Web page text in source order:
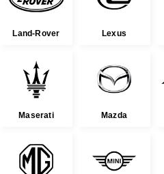
Land-Rover Lexus
Maserati Mazda